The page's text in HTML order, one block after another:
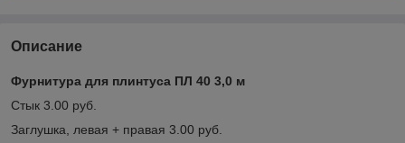
Описание
Фурнитура для плинтуса ПЛ 40 3,0 м
Стык 3.00 руб.
Заглушка, левая + правая 3.00 руб.